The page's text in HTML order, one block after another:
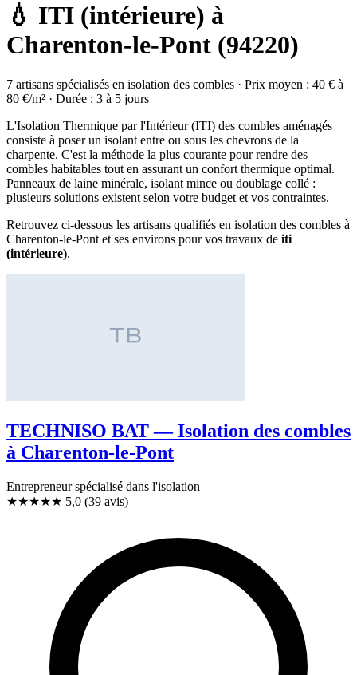
💧 ITI (intérieure) à
Charenton-le-Pont (94220)
7 artisans spécialisés en isolation des combles · Prix moyen : 40 € à
80 €/m² · Durée : 3 à 5 jours
L'Isolation Thermique par l'Intérieur (ITI) des combles aménagés
consiste à poser un isolant entre ou sous les chevrons de la
charpente. C'est la méthode la plus courante pour rendre des
combles habitables tout en assurant un confort thermique optimal.
Panneaux de laine minérale, isolant mince ou doublage collé :
plusieurs solutions existent selon votre budget et vos contraintes.
Retrouvez ci-dessous les artisans qualifiés en isolation des combles à
Charenton-le-Pont et ses environs pour vos travaux de iti
(intérieure).
TECHNISO BAT — Isolation des combles
à Charenton-le-Pont
Entrepreneur spécialisé dans l'isolation
★★★★★ 5,0 (39 avis)